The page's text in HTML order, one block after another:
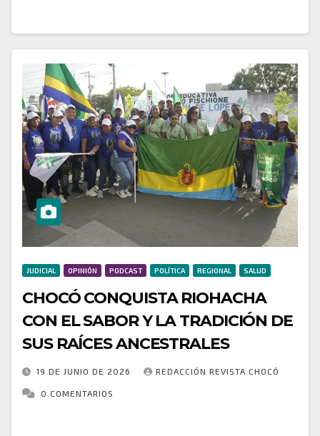
JUDICIAL OPINIÓN PODCAST POLÍTICA REGIONAL SALUD
CHOCÓ CONQUISTA RIOHACHA
CON EL SABOR Y LA TRADICIÓN DE
SUS RAÍCES ANCESTRALES
19 DE JUNIO DE 2026 REDACCIÓN REVISTA CHOCÓ
0 COMENTARIOS